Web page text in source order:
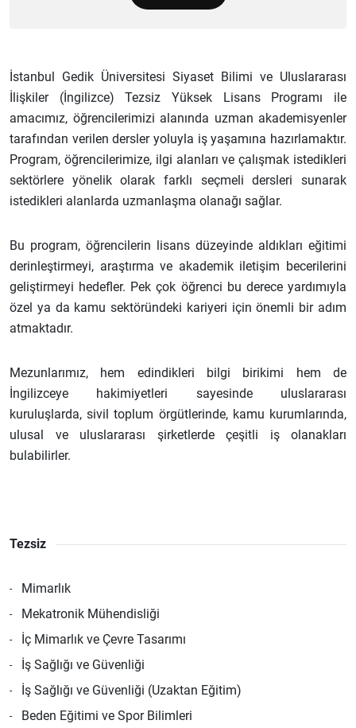
İstanbul Gedik Üniversitesi Siyaset Bilimi ve Uluslararası
İlişkiler (İngilizce) Tezsiz Yüksek Lisans Programı ile
amacımız, öğrencilerimizi alanında uzman akademisyenler
tarafından verilen dersler yoluyla iş yaşamına hazırlamaktır.
Program, öğrencilerimize, ilgi alanları ve çalışmak istedikleri
sektörlere yönelik olarak farklı seçmeli dersleri sunarak
istedikleri alanlarda uzmanlaşma olanağı sağlar.
Bu program, öğrencilerin lisans düzeyinde aldıkları eğitimi
derinleştirmeyi, araştırma ve akademik iletişim becerilerini
geliştirmeyi hedefler. Pek çok öğrenci bu derece yardımıyla
özel ya da kamu sektöründeki kariyeri için önemli bir adım
atmaktadır.
Mezunlarımız, hem edindikleri bilgi birikimi hem de
İngilizceye hakimiyetleri sayesinde uluslararası
kuruluşlarda, sivil toplum örgütlerinde, kamu kurumlarında,
ulusal ve uluslararası şirketlerde çeşitli iş olanakları
bulabilirler.
Tezsiz
Mimarlık
Mekatronik Mühendisliği
İç Mimarlık ve Çevre Tasarımı
İş Sağlığı ve Güvenliği
İş Sağlığı ve Güvenliği (Uzaktan Eğitim)
Beden Eğitimi ve Spor Bilimleri